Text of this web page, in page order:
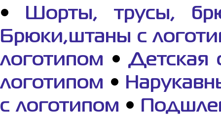
• Шорты, трусы,
Брюки,штаны с
логотипом •Детская
логотипом •
с логотипом •